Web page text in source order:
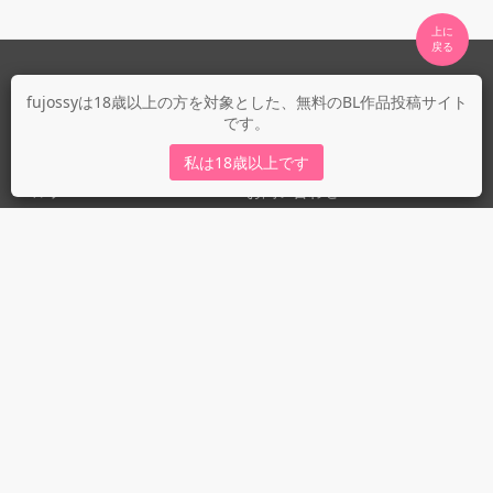
fujossyは18歳以上の方を対象とした、無料のBL作品投稿サイト
です。
私は18歳以上です
上に
fujossyについて
fujossy運営ブログ